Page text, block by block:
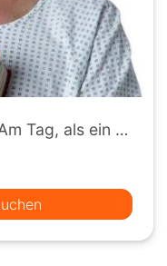
Werner Koczwara - Am Tag, als ein Grenzstein verrückt wurde